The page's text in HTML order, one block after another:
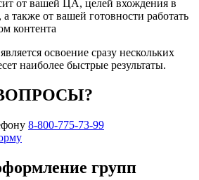
от вашей ЦА, целей вхождения в
также от вашей готовности работать
контента
освоение сразу нескольких
наиболее быстрые результаты.
8-800-775-73-99
групп